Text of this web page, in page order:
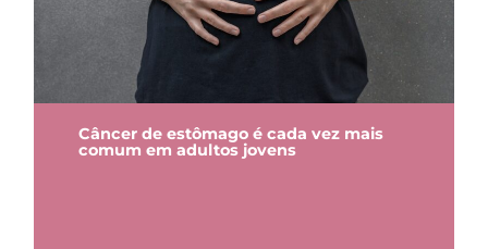
Câncer de estômago é cada vez mais
comum em adultos jovens